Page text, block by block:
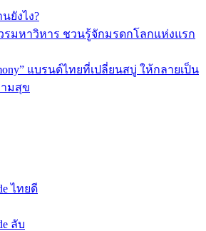
ยังไง?
รมหาวิหาร ชวนรู้จักมรดกโลกแห่งแรก
แบรนด์ไทยที่เปลี่ยนสบู่ ให้กลายเป็น
มสุข
ไทยดี
ลับ